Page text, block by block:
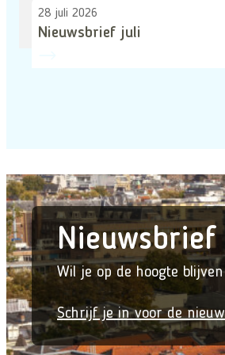
28 juli 2026
Nieuwsbrief juli
Nieuwsbrief
Wil je op de hoogte
Schrijf je in voor de